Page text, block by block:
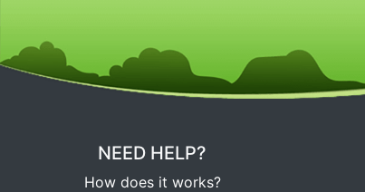
NEED HELP?
How does it works?